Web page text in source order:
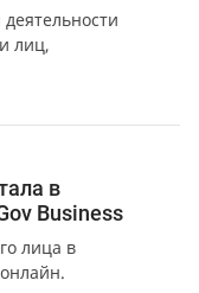
лиц,
в
Business
лица в